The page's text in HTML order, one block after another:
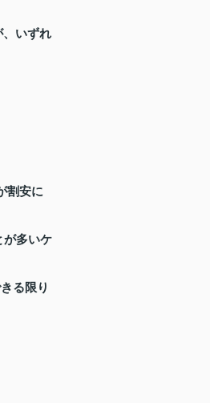
、いずれ
割安に
が多いケ
る限り